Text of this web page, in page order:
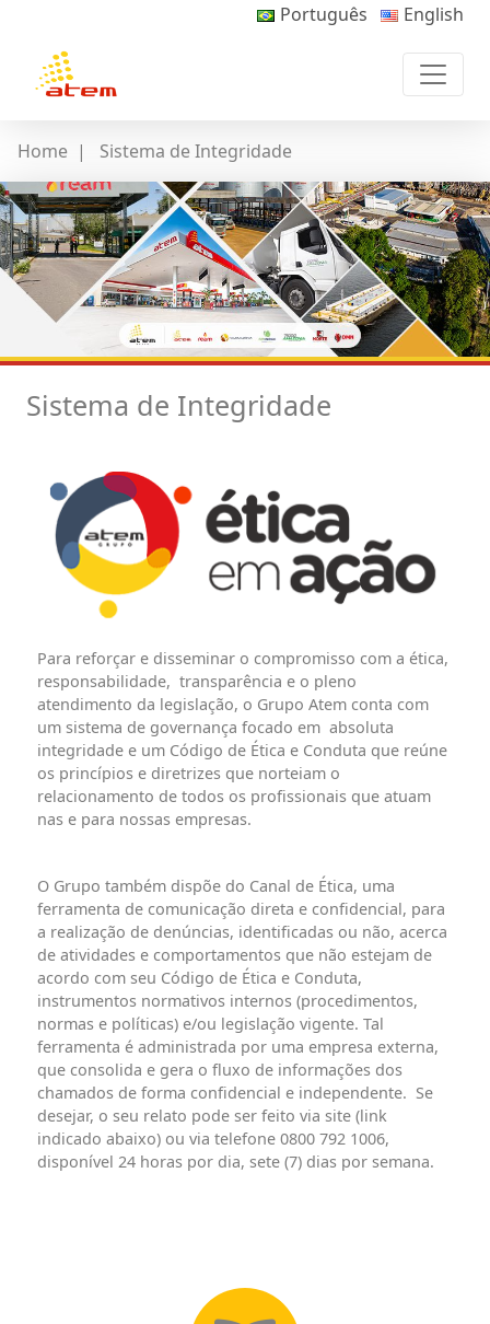
Português English
Home | Sistema de Integridade
Sistema de Integridade
Para reforçar e disseminar o compromisso com a ética,
responsabilidade, transparência e o pleno
atendimento da legislação, o Grupo Atem conta com
um sistema de governança focado em absoluta
integridade e um Código de Ética e Conduta que reúne
os princípios e diretrizes que norteiam o
relacionamento de todos os profissionais que atuam
nas e para nossas empresas.
O Grupo também dispõe do Canal de Ética, uma
ferramenta de comunicação direta e confidencial, para
a realização de denúncias, identificadas ou não, acerca
de atividades e comportamentos que não estejam de
acordo com seu Código de Ética e Conduta,
instrumentos normativos internos (procedimentos,
normas e políticas) e/ou legislação vigente. Tal
ferramenta é administrada por uma empresa externa,
que consolida e gera o fluxo de informações dos
chamados de forma confidencial e independente. Se
desejar, o seu relato pode ser feito via site (link
indicado abaixo) ou via telefone 0800 792 1006,
disponível 24 horas por dia, sete (7) dias por semana.